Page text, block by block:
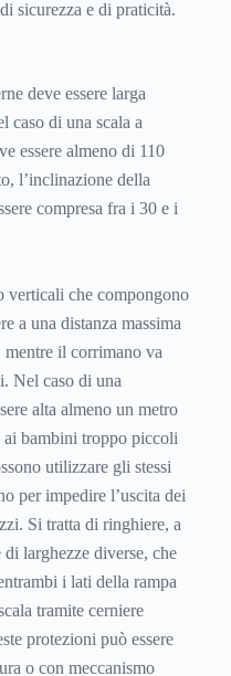
sicurezza e di praticità.
deve essere larga
caso di una scala a
essere almeno di 110
l’inclinazione della
compresa fra i 30 e i
verticali che compongono
a una distanza massima
mentre il corrimano va
Nel caso di una
alta almeno un metro
bambini troppo piccoli
utilizzare gli stessi
per impedire l’uscita dei
Si tratta di ringhiere, a
larghezze diverse, che
i lati della rampa
tramite cerniere
protezioni può essere
o con meccanismo